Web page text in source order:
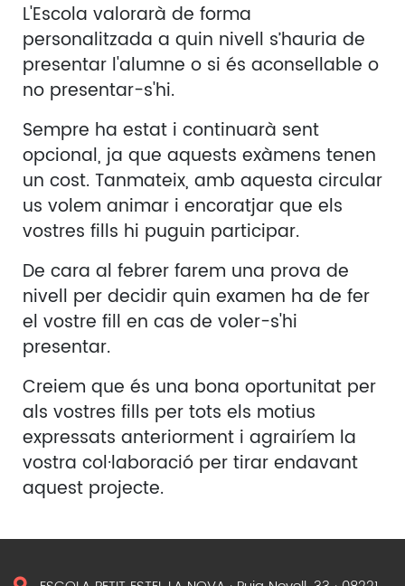
L'Escola valorarà de forma
personalitzada a quin nivell s’hauria de
presentar l'alumne o si és aconsellable o
no presentar-s'hi.
Sempre ha estat i continuarà sent
opcional, ja que aquests exàmens tenen
un cost. Tanmateix, amb aquesta circular
us volem animar i encoratjar que els
vostres fills hi puguin participar.
De cara al febrer farem una prova de
nivell per decidir quin examen ha de fer
el vostre fill en cas de voler-s'hi
presentar.
Creiem que és una bona oportunitat per
als vostres fills per tots els motius
expressats anteriorment i agrairíem la
vostra col·laboració per tirar endavant
aquest projecte.